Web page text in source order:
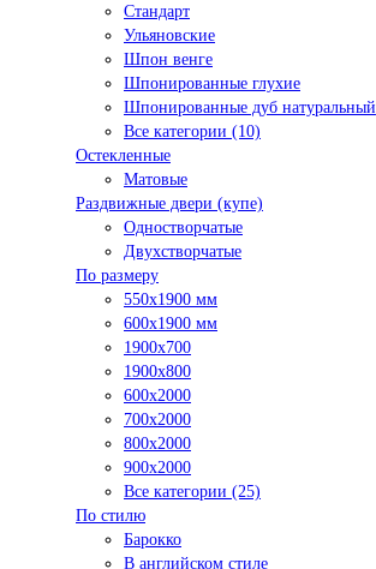
Стандарт
Ульяновские
Шпон венге
Шпонированные глухие
Шпонированные дуб натуральный
Все категории (10)
Остекленные
Матовые
Раздвижные двери (купе)
Одностворчатые
Двухстворчатые
По размеру
550x1900 мм
600x1900 мм
1900х700
1900х800
600x2000
700x2000
800x2000
900x2000
Все категории (25)
По стилю
Барокко
В английском стиле